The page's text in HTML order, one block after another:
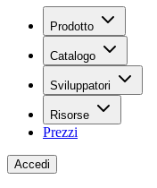
Prodotto
Catalogo
Sviluppatori
Risorse
Prezzi
Accedi